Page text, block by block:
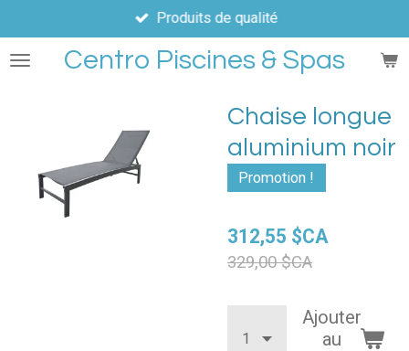
au
contenuCentro Piscines & Spas
Produits de qualité
Chaise longue
aluminium noir
Promotion !
312,55 $CA
329,00 $CA
Ajouter
au